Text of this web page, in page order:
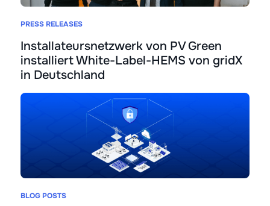
PRESS RELEASES
Installateursnetzwerk von PV Green
installiert White-Label-HEMS von gridX
in Deutschland
BLOG POSTS